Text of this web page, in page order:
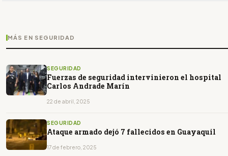
MÁS EN SEGURIDAD
SEGURIDAD
Fuerzas de seguridad intervinieron el hospital
Carlos Andrade Marín
22 de abril, 2025
SEGURIDAD
Ataque armado dejó 7 fallecidos en Guayaquil
17 de febrero, 2025